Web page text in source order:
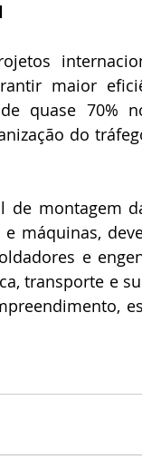
maior
quase 70%
do
de montagem
máquinas,
e
transporte e